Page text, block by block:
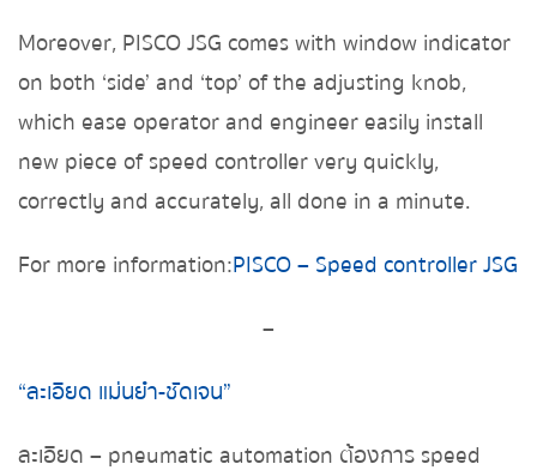
Moreover, PISCO JSG comes with window indicator
on both ‘side’ and ‘top’ of the adjusting knob,
which ease operator and engineer easily install
new piece of speed controller very quickly,
correctly and accurately, all done in a minute.
For more information:PISCO – Speed controller JSG
–
“ละเอียด แม่นยำ-ชัดเจน”
ละเอียด – pneumatic automation ต้องการ speed